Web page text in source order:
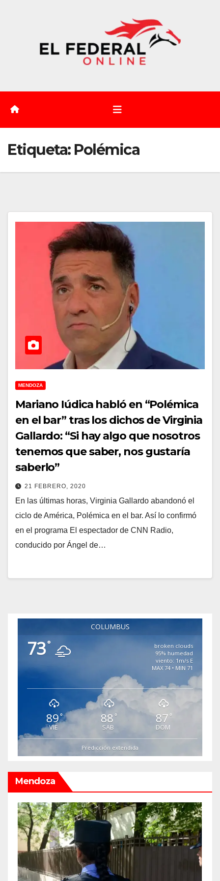
Etiqueta: Polémica
MENDOZA
Mariano Iúdica habló en “Polémica
en el bar” tras los dichos de Virginia
Gallardo: “Si hay algo que nosotros
tenemos que saber, nos gustaría
saberlo”
21 FEBRERO, 2020
En las últimas horas, Virginia Gallardo abandonó el
ciclo de América, Polémica en el bar. Así lo confirmó
en el programa El espectador de CNN Radio,
conducido por Ángel de…
COLUMBUS
73°
broken clouds
95% humedad
viento: 1m/s E
MAX 74 • MIN 71
89 °
VIE
88 °
SAB
87 °
DOM
Predicción extendida
Mendoza